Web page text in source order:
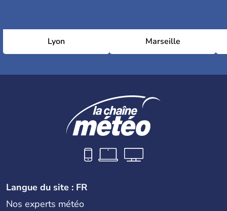
Lyon Marseille
Langue du site : FR
Nos experts météo